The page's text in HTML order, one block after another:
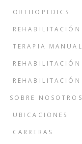
ORTHOPEDICS
TERAPIA MANUAL
REHABILITACIÓN
SOBRE NOSOTROS
UBICACIONES
CARRERAS